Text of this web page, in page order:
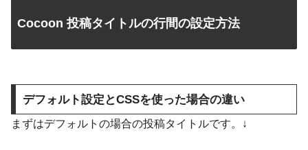
Cocoon 投稿タイトルの行間の設定方法
デフォルト設定とCSSを使った場合の違い
まずはデフォルトの場合の投稿タイトルです。↓